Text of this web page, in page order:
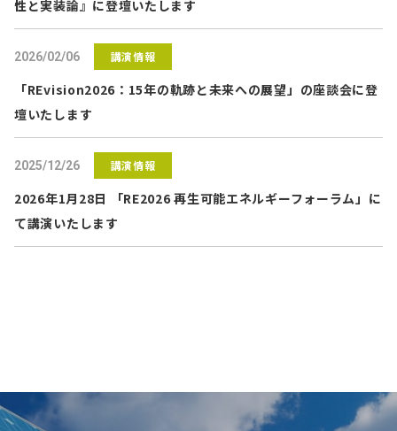
性と実装論』に登壇いたします
2026/02/06 講演情報
「REvision2026：15年の軌跡と未来への展望」の座談会に登
壇いたします
2025/12/26 講演情報
2026年1月28日 「RE2026 再生可能エネルギーフォーラム」に
て講演いたします